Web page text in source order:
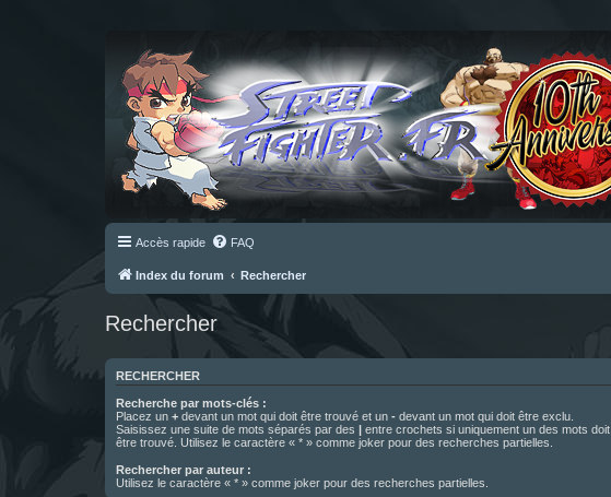
Accès rapide FAQ
Index du forum Rechercher
Rechercher
RECHERCHER
Recherche par mots-clés :
Placez un + devant un mot qui doit être trouvé et un - devant un mot qui doit être exclu.
Saisissez une suite de mots séparés par des | entre crochets si uniquement un des mots doit
être trouvé. Utilisez le caractère « * » comme joker pour des recherches partielles.
Rechercher par auteur :
Utilisez le caractère « * » comme joker pour des recherches partielles.